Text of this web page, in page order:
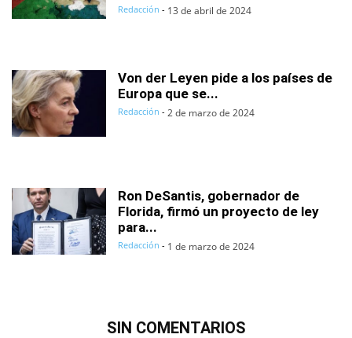
Redacción - 13 de abril de 2024
Von der Leyen pide a los países de
Europa que se...
Redacción - 2 de marzo de 2024
Ron DeSantis, gobernador de
Florida, firmó un proyecto de ley
para...
Redacción - 1 de marzo de 2024
SIN COMENTARIOS